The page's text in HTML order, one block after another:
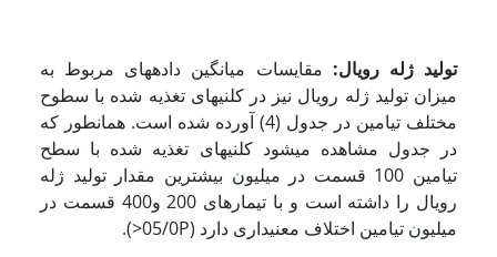
تولید ژله رویال: مقایسات میانگین داده­های مربوط به
میزان تولید ژله رویال نیز در کلنی­های تغذیه شده با سطوح
مختلف تیامین در جدول (4) آورده شده است. همان­طور که
در جدول مشاهده می­شود کلنی­های تغذیه شده با سطح
تیامین 100 قسمت در میلیون بیشترین مقدار تولید ژله
رویال را داشته است و با تیمارهای 200 و400 قسمت در
میلیون تیامین اختلاف معنی­داری دارد (05/0P<).